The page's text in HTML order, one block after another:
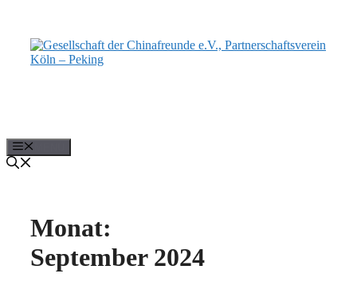
springen
Monat:
September 2024